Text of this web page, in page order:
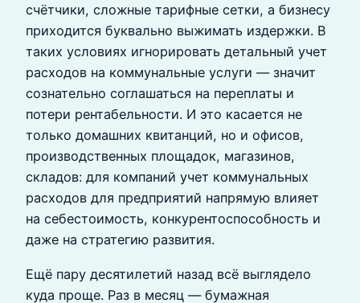
счётчики, сложные тарифные сетки, а бизнесу
приходится буквально выжимать издержки. В
таких условиях игнорировать детальный учет
расходов на коммунальные услуги — значит
сознательно соглашаться на переплаты и
потери рентабельности. И это касается не
только домашних квитанций, но и офисов,
производственных площадок, магазинов,
складов: для компаний учет коммунальных
расходов для предприятий напрямую влияет
на себестоимость, конкурентоспособность и
даже на стратегию развития.
Ещё пару десятилетий назад всё выглядело
куда проще. Раз в месяц — бумажная